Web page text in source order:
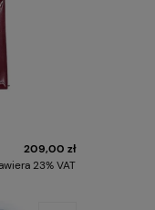
209,00 zł
23% VAT